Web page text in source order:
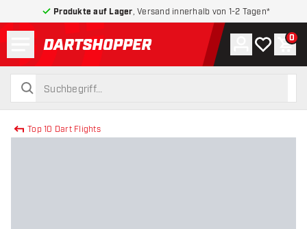
Produkte auf Lager , Versand innerhalb von 1-2 Tagen*
zurück zur Startseite
suchen
suchen
Konto
Meine 0
Top 10 Dart Flights